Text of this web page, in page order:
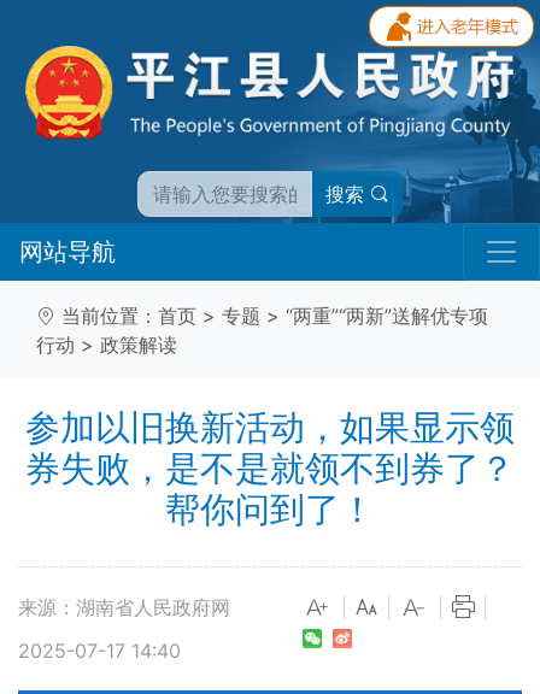
搜索
网站导航
当前位置： 首页 > 专题 > “两重”“两新”送解优专项
行动 > 政策解读
参加以旧换新活动，如果显示领
券失败，是不是就领不到券了？
帮你问到了！
来源：湖南省人民政府网
2025-07-17 14:40